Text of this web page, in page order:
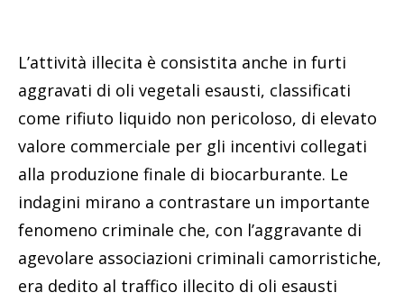
L’attività illecita è consistita anche in furti
aggravati di oli vegetali esausti, classificati
come rifiuto liquido non pericoloso, di elevato
valore commerciale per gli incentivi collegati
alla produzione finale di biocarburante. Le
indagini mirano a contrastare un importante
fenomeno criminale che, con l’aggravante di
agevolare associazioni criminali camorristiche,
era dedito al traffico illecito di oli esausti